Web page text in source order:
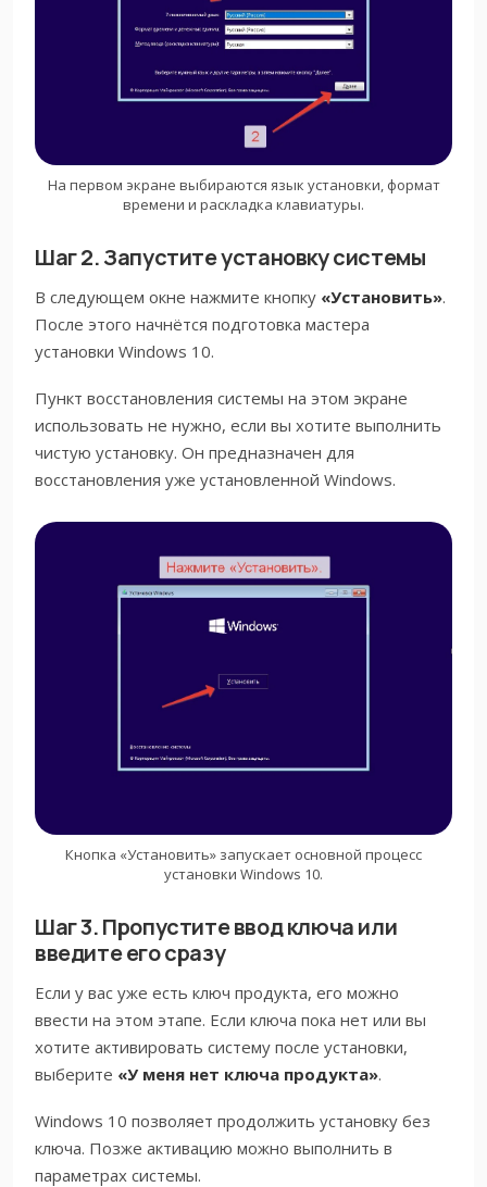
На первом экране выбираются язык установки, формат
времени и раскладка клавиатуры.
Шаг 2. Запустите установку системы
В следующем окне нажмите кнопку «Установить».
После этого начнётся подготовка мастера
установки Windows 10.
Пункт восстановления системы на этом экране
использовать не нужно, если вы хотите выполнить
чистую установку. Он предназначен для
восстановления уже установленной Windows.
Кнопка «Установить» запускает основной процесс
установки Windows 10.
Шаг 3. Пропустите ввод ключа или
введите его сразу
Если у вас уже есть ключ продукта, его можно
ввести на этом этапе. Если ключа пока нет или вы
хотите активировать систему после установки,
выберите «У меня нет ключа продукта».
Windows 10 позволяет продолжить установку без
ключа. Позже активацию можно выполнить в
параметрах системы.